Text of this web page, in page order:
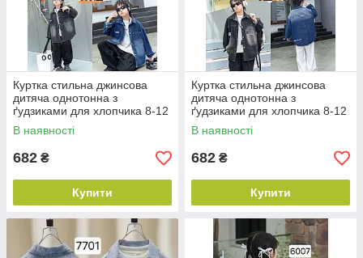
Куртка стильна джинсова
дитяча однотонна з
ґудзиками для хлопчика 8-12
років, колір уточнюйте під час
замовлення
В наявності
682 ₴
Купити
Куртка стильна джинсова
дитяча однотонна з
ґудзиками для хлопчика 8-12
років, колір уточнюйте під час
замовлення
В наявності
682 ₴
Купити